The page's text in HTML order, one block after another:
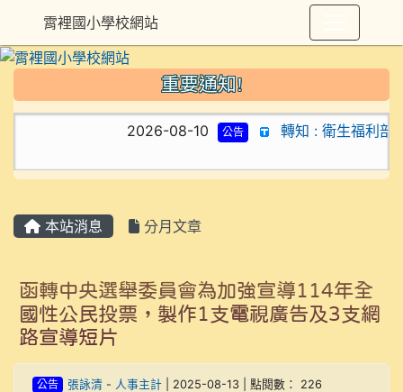
重要通知!
2026-08-10 公告 轉知 : 衛生福利部
本站消息 分月文章
函轉中央選舉委員會為加強宣導114年全
國性公民投票，製作1支電視廣告及3支網
路宣導短片
公告 張詠清- 人事主計| 2025-08-13 | 點閱數： 226
霄裡國小學校網站